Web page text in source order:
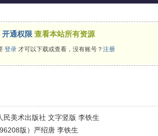
开通权限 查看本站所有资源
登录才可以下载或查看，没有账号？ 注册
民美术出版社 文字竖版 李铁生
版）严绍唐 李铁生